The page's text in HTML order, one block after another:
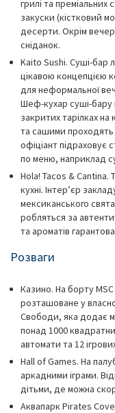
грилі та преміальних
закуски (кістковий
десерти. Окрім
сніданок.
Kaito Sushi. Суші-бар
цікавою концепцією
для неформальної
Шеф-кухар суші-бару
закритих тарілках на
та сашими проходять
офіціант підраховує
по меню, наприклад
Hola! Tacos & Cantina.
кухні. Інтер’єр
мексиканського
робляться за
та ароматів
Розваги
Казино. На борту
розташоване у
Свободи, яка додає
понад 1000
автомати та 12
Hall of Games. На
аркадними іграми.
дітьми, де можна
Аквапарк Pirates